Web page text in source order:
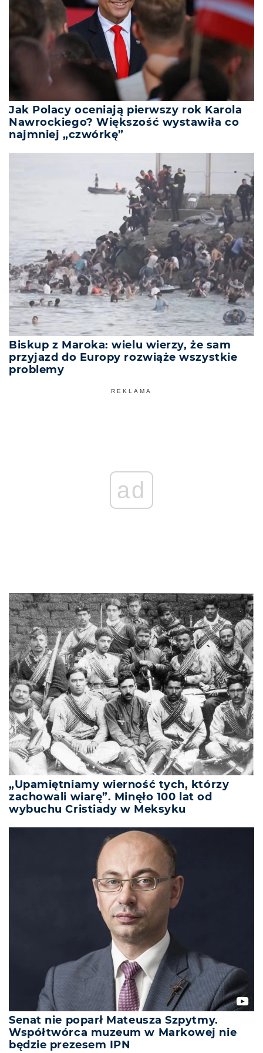
Jak Polacy oceniają pierwszy rok Karola
Nawrockiego? Większość wystawiła co
najmniej „czwórkę”
Biskup z Maroka: wielu wierzy, że sam
przyjazd do Europy rozwiąże wszystkie
problemy
REKLAMA
ad
„Upamiętniamy wierność tych, którzy
zachowali wiarę”. Minęło 100 lat od
wybuchu Cristiady w Meksyku
Senat nie poparł Mateusza Szpytmy.
Współtwórca muzeum w Markowej nie
będzie prezesem IPN